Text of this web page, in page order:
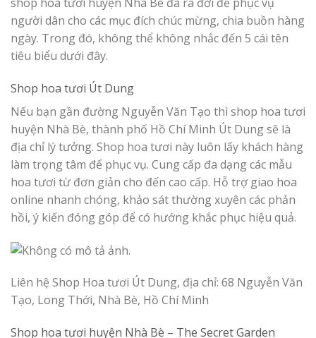
người dân cho các mục đích chúc mừng, chia buồn hàng
ngày. Trong đó, không thể không nhắc đến 5 cái tên
tiêu biểu dưới đây.
Shop hoa tươi Út Dung
Nếu bạn gần đường Nguyễn Văn Tạo thì shop hoa tươi
huyện Nhà Bè, thành phố Hồ Chí Minh Út Dung sẽ là
địa chỉ lý tưởng. Shop hoa tươi này luôn lấy khách hàng
làm trọng tâm để phục vụ. Cung cấp đa dạng các mẫu
hoa tươi từ đơn giản cho đến cao cấp. Hỗ trợ giao hoa
online nhanh chóng, khảo sát thường xuyên các phản
hồi, ý kiến đóng góp để có hướng khắc phục hiệu quả.
Liên hệ Shop Hoa tươi Út Dung, địa chỉ: 68 Nguyễn Văn
Tạo, Long Thới, Nhà Bè, Hồ Chí Minh
Shop hoa tươi huyện Nhà Bè – The Secret Garden